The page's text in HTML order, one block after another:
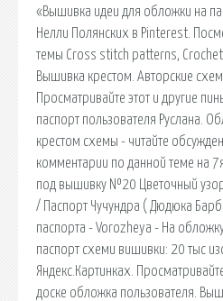
«Вышивка идеи для обложки на
Нелли Полянских в Pinterest.
темы Cross stitch patterns,
Вышивка крестом. Авторские
Просматривайте этот и другие
паспорт пользователя Руслана.
крестом схемы - читайте
комментарии по данной теме на
под вышивку №20 Цветочный
/ Паспорт Чучундра ( Дюдюка
паспорта - Vorozheya - На
паспорт схеми вишивки: 20 тыс
Яндекс.Картинках.
доске обложка пользователя.